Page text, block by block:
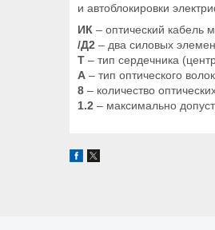
и автоблокировки
ИК – оптический кабель
/Д2 – два силовых
Т – тип сердечника
А – тип оптического
8 – количество
1.2 – максимально